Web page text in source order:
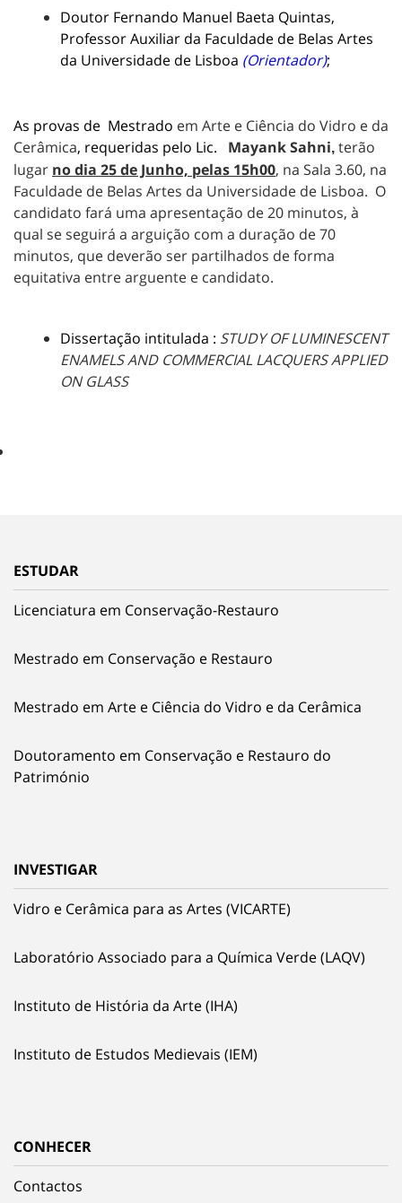
Doutor Fernando Manuel Baeta Quintas,
Professor Auxiliar da Faculdade de Belas Artes
da Universidade de Lisboa (Orientador);
As provas de Mestrado em Arte e Ciência do Vidro e da
Cerâmica, requeridas pelo Lic. Mayank Sahni, terão
lugar no dia 25 de Junho, pelas 15h00, na Sala 3.60, na
Faculdade de Belas Artes da Universidade de Lisboa. O
candidato fará uma apresentação de 20 minutos, à
qual se seguirá a arguição com a duração de 70
minutos, que deverão ser partilhados de forma
equitativa entre arguente e candidato.
Dissertação intitulada : STUDY OF LUMINESCENT
ENAMELS AND COMMERCIAL LACQUERS APPLIED
ON GLASS
ESTUDAR
Licenciatura em Conservação-Restauro
Mestrado em Conservação e Restauro
Mestrado em Arte e Ciência do Vidro e da Cerâmica
Doutoramento em Conservação e Restauro do
Património
INVESTIGAR
Vidro e Cerâmica para as Artes (VICARTE)
Laboratório Associado para a Química Verde (LAQV)
Instituto de História da Arte (IHA)
Instituto de Estudos Medievais (IEM)
CONHECER
Contactos